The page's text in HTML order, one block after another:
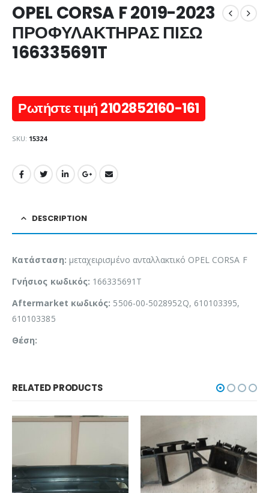
OPEL CORSA F 2019-2023
ΠΡΟΦΥΛΑΚΤΗΡΑΣ ΠΙΣΩ
166335691T
Ρωτήστε τιμή 2102852160-161
SKU: 15324
DESCRIPTION
Κατάσταση: μεταχειρισμένο ανταλλακτικό OPEL CORSA F
Γνήσιος κωδικός: 166335691T
Aftermarket κωδικός: 5506-00-5028952Q, 610103395,
610103385
Θέση:
RELATED PRODUCTS